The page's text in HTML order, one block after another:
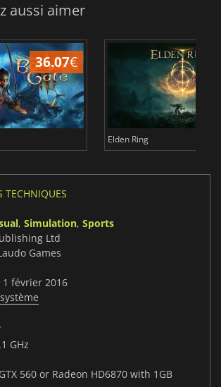
aussi aimer
36.07€
Elden Ring
TECHNIQUES
, Simulation, Sports
Ltd
Games
février 2016
GHz
560 or Radeon HD6870 with 1GB